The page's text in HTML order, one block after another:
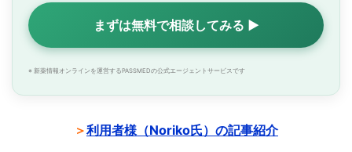
まずは無料で相談してみる ▶
※ 新薬情報オンラインを運営するPASSMEDの公式エージェントサービスです
＞利用者様（Noriko氏）の記事紹介